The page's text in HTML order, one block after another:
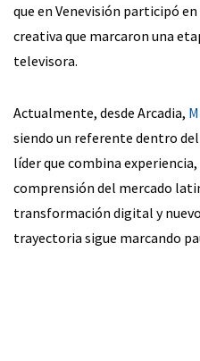
que en Venevisión participó
creativa que marcaron una
televisora.
Actualmente, desde Arcadia,
siendo un referente dentro
líder que combina
comprensión del mercado
transformación digital y
trayectoria sigue marcando